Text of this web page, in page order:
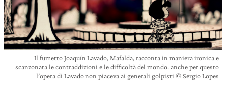
Il fumetto Joaquín Lavado, Mafalda, racconta in maniera ironica e
scanzonata le contraddizioni e le difficoltà del mondo. anche per questo
l’opera di Lavado non piaceva ai generali golpisti © Sergio Lopes